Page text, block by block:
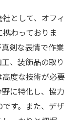
として、オフィ
わっておりま
剣な表情で作業
、装飾品の取り
度な技術が必要
に特化し、協力
す。また、デザ